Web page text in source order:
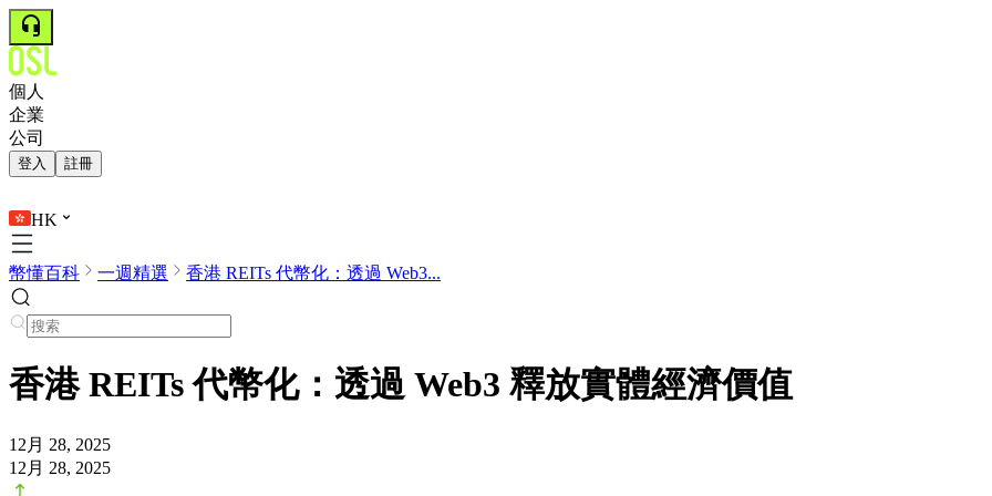
個人
企業
公司
登入 註冊
HK
幣懂百科 一週精選 香港 REITs 代幣化：透過 Web3...
香港 REITs 代幣化：透過 Web3 釋放實體經濟價值
12月 28, 2025
12月 28, 2025